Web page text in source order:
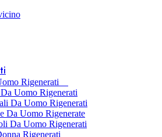
Rigenerati
Uomo Rigenerati
Da Uomo Rigenerati
Da Uomo Rigenerate
Da Uomo Rigenerati
Rigenerati